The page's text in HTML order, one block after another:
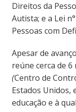
Direitos da
Autista; e a Lei
Pessoas com
Apesar de
reúne cerca de
(Centro de
Estados Unidos,
educação e à